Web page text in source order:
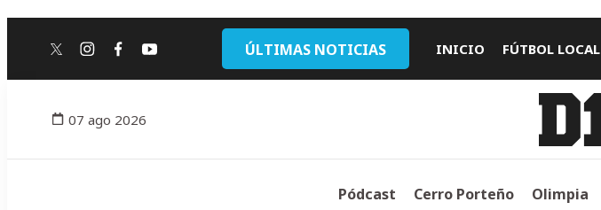
twitterinstagram
facebook
youtube ÚLTIMAS NOTICIAS INICIO FÚTBOL LOCAL
07 ago 2026
Pódcast Cerro Porteño Olimpia